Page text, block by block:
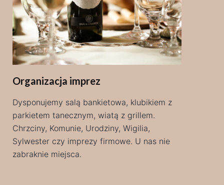
Organizacja imprez
Dysponujemy salą bankietowa, klubikiem z
parkietem tanecznym, wiatą z grillem.
Chrzciny, Komunie, Urodziny, Wigilia,
Sylwester czy imprezy firmowe. U nas nie
zabraknie miejsca.